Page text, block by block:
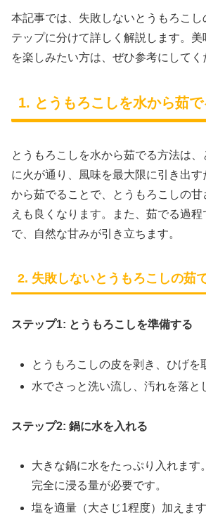
本記事では、失敗しないとうもろこし
テップに分けて詳しく解説します。
を楽しみたい方は、ぜひ参考にしてく
1. とうもろこしを水から茹
とうもろこしを水から茹でる方法は
に火が通り、風味を最大限に引き出
から茹でることで、とうもろこしの甘
えも良くなります。また、茹でる過程
で、自然な甘みが引き立ちます。
2. 失敗しないとうもろこしの茹
ステップ1: とうもろこしを準備する
とうもろこしの皮を剥き、ひげを
水でさっと洗い流し、汚れを落と
ステップ2: 鍋に水を入れる
大きな鍋に水をたっぷり入れます
完全に浸る量が必要です。
塩を適量（大さじ1程度）加えま